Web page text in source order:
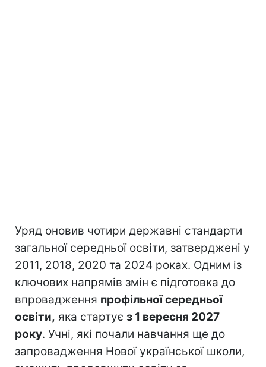
Уряд оновив чотири державні стандарти
загальної середньої освіти, затверджені у
2011, 2018, 2020 та 2024 роках. Одним із
ключових напрямів змін є підготовка до
впровадження профільної середньої
освіти, яка стартує з 1 вересня 2027
року. Учні, які почали навчання ще до
запровадження Нової української школи,